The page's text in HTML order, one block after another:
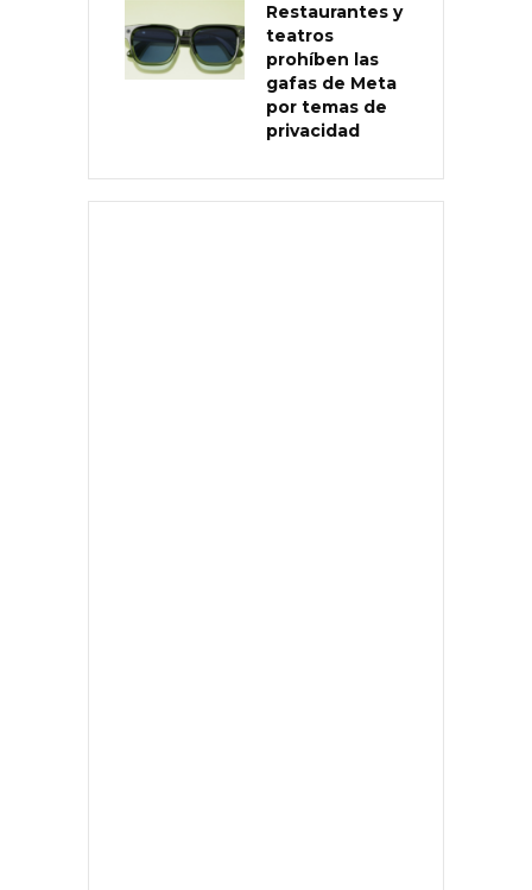
Restaurantes y
teatros
prohíben las
gafas de Meta
por temas de
privacidad